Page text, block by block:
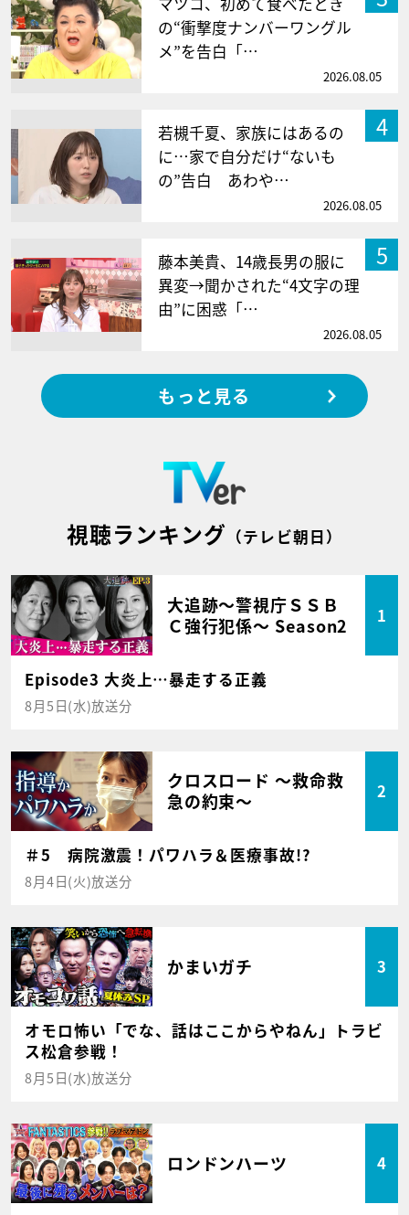
の“衝撃度ナンバーワングル
メ”を告白「…
2026.08.05
4
若槻千夏、家族にはあるの
に…家で自分だけ“ないも
の”告白 あわや…
2026.08.05
5
藤本美貴、14歳長男の服に
異変→聞かされた“4文字の理
由”に困惑「…
2026.08.05
もっと見る
視聴ランキング （テレビ朝日）
大追跡～警視庁ＳＳＢ
Ｃ強行犯係～ Season2
1
Episode3 大炎上…暴走する正義
8月5日(水)放送分
クロスロード ～救命救
急の約束～
2
＃5 病院激震！パワハラ＆医療事故!?
8月4日(火)放送分
かまいガチ 3
オモロ怖い「でな、話はここからやねん」トラビ
ス松倉参戦！
8月5日(水)放送分
ロンドンハーツ 4